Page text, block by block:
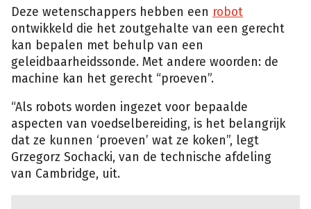
Deze wetenschappers hebben een robot
ontwikkeld die het zoutgehalte van een gerecht
kan bepalen met behulp van een
geleidbaarheidssonde. Met andere woorden: de
machine kan het gerecht “proeven”.
“Als robots worden ingezet voor bepaalde
aspecten van voedselbereiding, is het belangrijk
dat ze kunnen ‘proeven’ wat ze koken”, legt
Grzegorz Sochacki, van de technische afdeling
van Cambridge, uit.